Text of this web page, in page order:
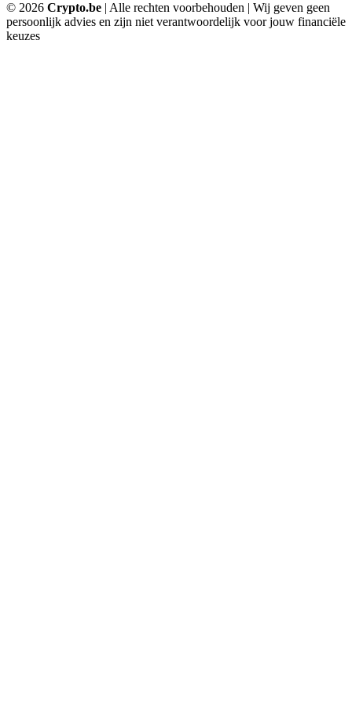
© 2026 Crypto.be | Alle rechten voorbehouden | Wij geven geen
persoonlijk advies en zijn niet verantwoordelijk voor jouw financiële
keuzes